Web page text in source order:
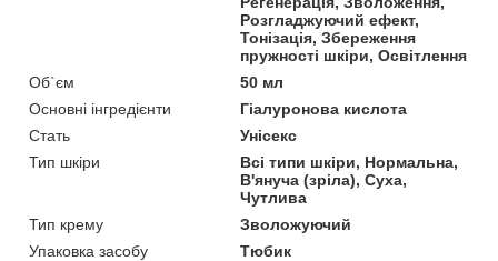
Розгладжуючий ефект,
Тонізація, Збереження
пружності шкіри, Освітлення
Об`єм
50 мл
Основні інгредієнти
Гіалуронова кислота
Стать
Унісекс
Тип шкіри
Всі типи шкіри, Нормальна,
В'януча (зріла), Суха,
Чутлива
Тип крему
Зволожуючий
Упаковка засобу
Тюбик